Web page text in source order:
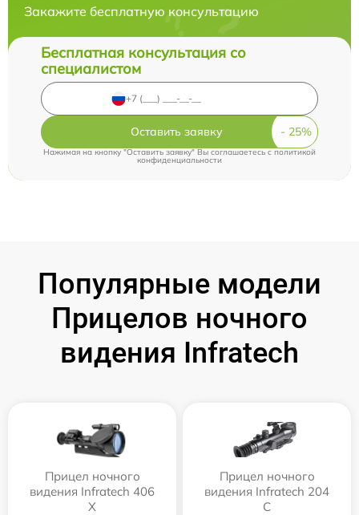
Закажите бесплатную консультацию
Бесплатная консультация со
специалистом
Оставить заявку
Нажимая на кнопку "Оставить заявку" Вы соглашаетесь cполитикой
конфиденциальности
Популярные модели
Прицелов ночного
видения Infratech
Прицел ночного
видения Infratech 406
Х
Прицел ночного
видения Infratech 204
С